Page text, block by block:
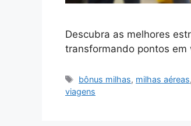
Descubra as melhores
transformando pontos em
Tags
bônus milhas, milhas aéreas,
viagens